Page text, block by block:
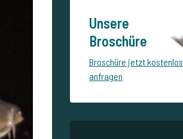
Unsere
Broschüre
Broschüre jetzt kostenlos
anfragen